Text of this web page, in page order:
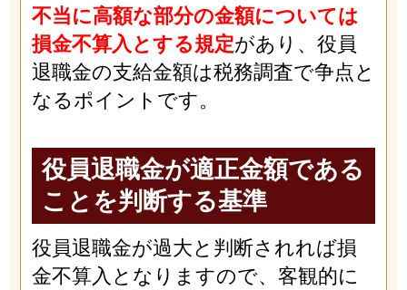
不当に高額な部分の金額については
損金不算入とする規定があり、役員
退職金の支給金額は税務調査で争点と
なるポイントです。
役員退職金が適正金額である
ことを判断する基準
役員退職金が過大と判断されれば損
金不算入となりますので、客観的に